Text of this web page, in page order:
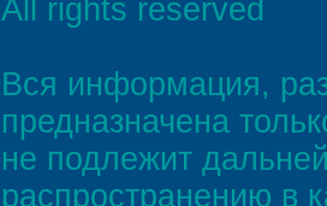
All rights reserved
Вся информация,
предназначена
не подлежит
распространению в